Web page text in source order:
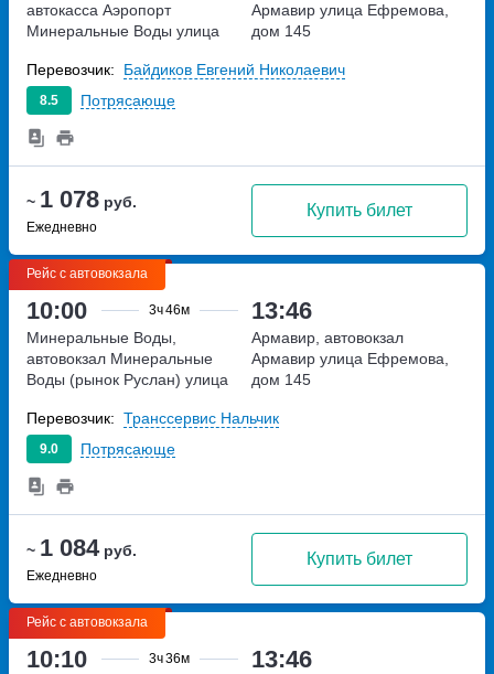
~ 1 078 руб.
Ежедневно
Купить билет
автокасса Аэропорт
Минеральные Воды улица
Армавир улица Ефремова,
дом 145
8.5 Потрясающе
Перевозчик: Байдиков Евгений Николаевич
Рейс с автовокзала
10:00 3ч46м 13:46
~ 1 084руб.
Ежедневно
Купить билет
Минеральные Воды,
автовокзал Минеральные
Воды (рынок Руслан) улица
Армавир, автовокзал
Армавир улица Ефремова,
дом 145
9.0 Потрясающе
Перевозчик: Транссервис Нальчик
Рейс с автовокзала
10:10 3ч36м 13:46